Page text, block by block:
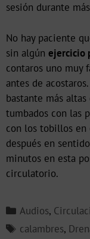
sesión durante
No hay paciente
sin algún ejercicio
contaros uno muy
antes de
bastante más
tumbados con las
con los tobillos
después en
minutos en esta
circulatorio.
Audios,
calambres,